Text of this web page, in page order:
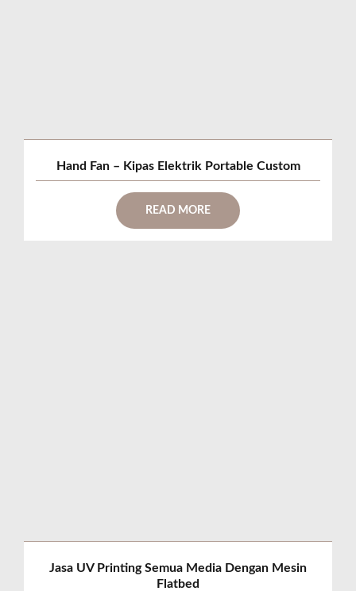
Hand Fan – Kipas Elektrik Portable Custom
READ MORE
Jasa UV Printing Semua Media Dengan Mesin
Flatbed